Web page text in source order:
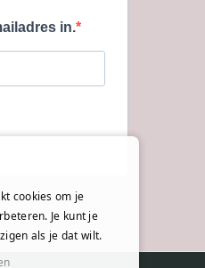
in.
cookies om je
Je kunt je
als je dat wilt.